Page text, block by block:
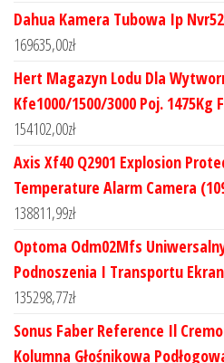
Dahua Kamera Tubowa Ip
169635,00zł
Hert Magazyn Lodu Dla
Kfe1000/1500/3000 Poj. 1475Kg
154102,00zł
Axis Xf40 Q2901 Explosion
Temperature Alarm Camera
138811,99zł
Optoma Odm02Mfs
Podnoszenia I Transportu
135298,77zł
Sonus Faber Reference Il
Kolumna Głośnikowa